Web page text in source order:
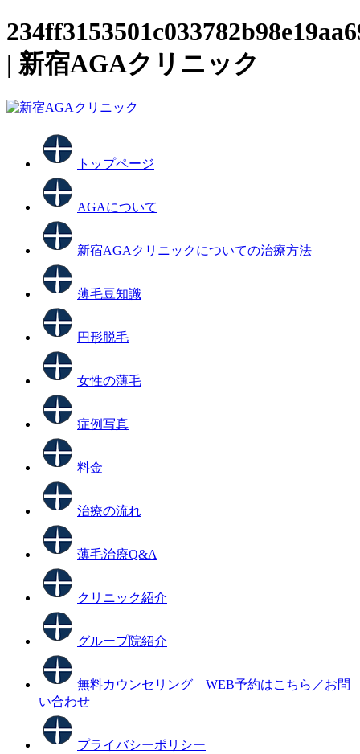
| 新宿AGAクリニック
トップページ
AGAについて
新宿AGAクリニックについての治療方法
薄毛豆知識
円形脱毛
女性の薄毛
症例写真
料金
治療の流れ
薄毛治療Q&A
クリニック紹介
グループ院紹介
無料カウンセリング WEB予約はこちら／お問
い合わせ
プライバシーポリシー